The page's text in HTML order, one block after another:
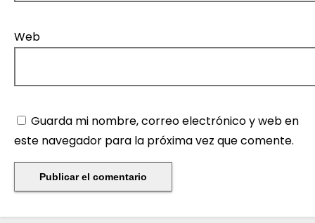
Web
Guarda mi nombre, correo electrónico y web en
este navegador para la próxima vez que comente.